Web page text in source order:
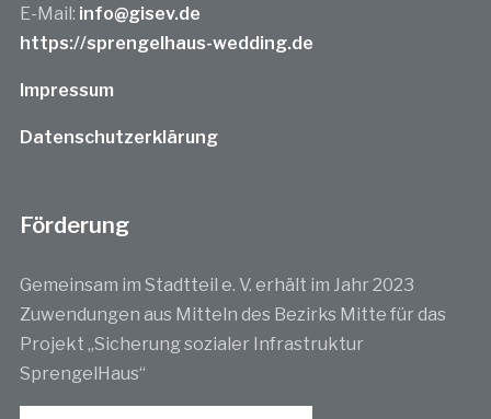
E-Mail: info@gisev.de
https://sprengelhaus-wedding.de
Impressum
Datenschutzerklärung
Förderung
Gemeinsam im Stadtteil e. V. erhält im Jahr 2023
Zuwendungen aus Mitteln des Bezirks Mitte für das
Projekt „Sicherung sozialer Infrastruktur
SprengelHaus“